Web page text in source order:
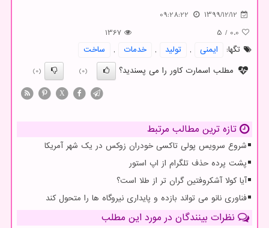
1399/12/12
09:28:22
0.0
/
5
1367
تگها:
ایمنی , تولید , خدمات ,
ساخت
مطلب اسمارت کاور را می پسندید؟
(0)
(0)
X
تازه ترین مطالب مرتبط
شروع سرویس پولی تاکسی خودران زوکس در یک شهر آمریکا
پشت پرده حذف تلگرام از اپ استور
آیا کولا آشکروفتین گران تر از طلا است؟
فناوری نانو می تواند بازده و پایداری نیروگاه ها را متحول کند
نظرات بینندگان در مورد این مطلب